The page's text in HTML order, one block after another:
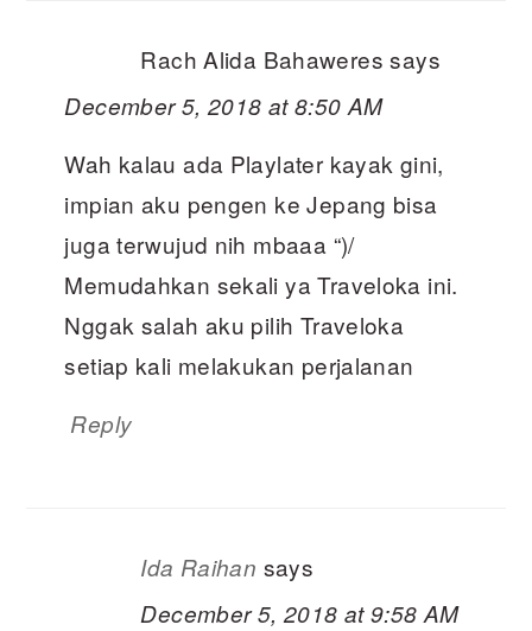
Rach Alida Bahaweres says
December 5, 2018 at 8:50 AM
Wah kalau ada Playlater kayak gini,
impian aku pengen ke Jepang bisa
juga terwujud nih mbaaa “)/
Memudahkan sekali ya Traveloka ini.
Nggak salah aku pilih Traveloka
setiap kali melakukan perjalanan
Reply
Ida Raihan says
December 5, 2018 at 9:58 AM